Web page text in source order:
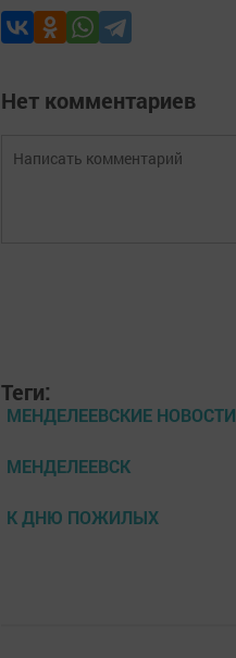
Нет комментариев
Теги:
МЕНДЕЛЕЕВСКИЕ НОВОСТИ
МЕНДЕЛЕЕВСК
К ДНЮ ПОЖИЛЫХ